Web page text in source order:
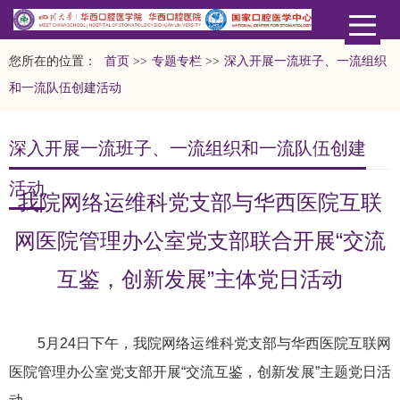
您所在的位置： 首页 >> 专题专栏 >> 深入开展一流班子、一流组织
和一流队伍创建活动
深入开展一流班子、一流组织和一流队伍创建
活动
我院网络运维科党支部与华西医院互联
网医院管理办公室党支部联合开展“交流
互鉴，创新发展”主体党日活动
5月24日下午，我院网络运维科党支部与华西医院互联网
医院管理办公室党支部开展“交流互鉴，创新发展”主题党日活